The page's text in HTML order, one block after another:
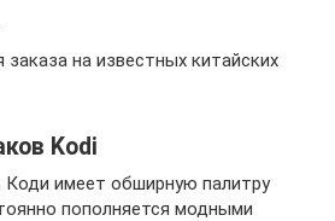
на известных китайских
Kodi
Коди имеет обширную палитру
пополняется модными